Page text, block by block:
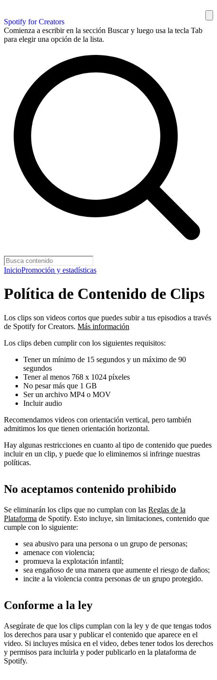
Spotify for Creators
Comienza a escribir en la sección Buscar y luego usa la tecla Tab
para elegir una opción de la lista.
InicioPromoción y estadísticas
Política de Contenido de Clips
Los clips son videos cortos que puedes subir a tus episodios a través
de Spotify for Creators. Más información
Los clips deben cumplir con los siguientes requisitos:
Tener un mínimo de 15 segundos y un máximo de 90
segundos
Tener al menos 768 x 1024 píxeles
No pesar más que 1 GB
Ser un archivo MP4 o MOV
Incluir audio
Recomendamos videos con orientación vertical, pero también
admitimos los que tienen orientación horizontal.
Hay algunas restricciones en cuanto al tipo de contenido que puedes
incluir en un clip, y puede que lo eliminemos si infringe nuestras
políticas.
No aceptamos contenido prohibido
Se eliminarán los clips que no cumplan con las Reglas de la
Plataforma de Spotify. Esto incluye, sin limitaciones, contenido que
cumple con lo siguiente:
sea abusivo para una persona o un grupo de personas;
amenace con violencia;
promueva la explotación infantil;
sea engañoso de una manera que aumente el riesgo de daños;
incite a la violencia contra personas de un grupo protegido.
Conforme a la ley
Asegúrate de que los clips cumplan con la ley y de que tengas todos
los derechos para usar y publicar el contenido que aparece en el
video. Si incluyes música en el video, debes tener todos los derechos
y permisos para incluirla y poder publicarlo en la plataforma de
Spotify.